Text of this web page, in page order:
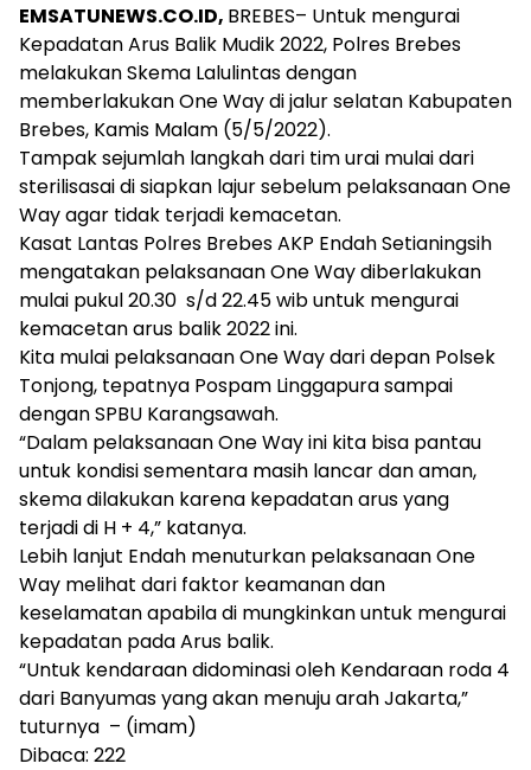
EMSATUNEWS.CO.ID, BREBES– Untuk mengurai
Kepadatan Arus Balik Mudik 2022, Polres Brebes
melakukan Skema Lalulintas dengan
memberlakukan One Way di jalur selatan Kabupaten
Brebes, Kamis Malam (5/5/2022).
Tampak sejumlah langkah dari tim urai mulai dari
sterilisasai di siapkan lajur sebelum pelaksanaan One
Way agar tidak terjadi kemacetan.
Kasat Lantas Polres Brebes AKP Endah Setianingsih
mengatakan pelaksanaan One Way diberlakukan
mulai pukul 20.30 s/d 22.45 wib untuk mengurai
kemacetan arus balik 2022 ini.
Kita mulai pelaksanaan One Way dari depan Polsek
Tonjong, tepatnya Pospam Linggapura sampai
dengan SPBU Karangsawah.
“Dalam pelaksanaan One Way ini kita bisa pantau
untuk kondisi sementara masih lancar dan aman,
skema dilakukan karena kepadatan arus yang
terjadi di H + 4,” katanya.
Lebih lanjut Endah menuturkan pelaksanaan One
Way melihat dari faktor keamanan dan
keselamatan apabila di mungkinkan untuk mengurai
kepadatan pada Arus balik.
“Untuk kendaraan didominasi oleh Kendaraan roda 4
dari Banyumas yang akan menuju arah Jakarta,”
tuturnya – (imam)
Dibaca: 222